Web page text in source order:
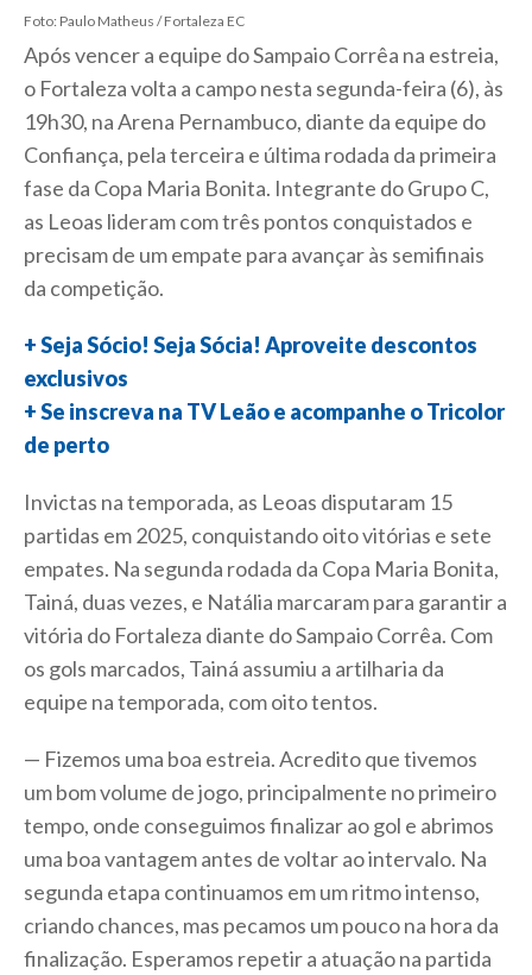
Foto: Paulo Matheus / Fortaleza EC
Após vencer a equipe do Sampaio Corrêa na estreia,
o Fortaleza volta a campo nesta segunda-feira (6), às
19h30, na Arena Pernambuco, diante da equipe do
Confiança, pela terceira e última rodada da primeira
fase da Copa Maria Bonita. Integrante do Grupo C,
as Leoas lideram com três pontos conquistados e
precisam de um empate para avançar às semifinais
da competição.
+ Seja Sócio! Seja Sócia! Aproveite descontos
exclusivos
+ Se inscreva na TV Leão e acompanhe o Tricolor
de perto
Invictas na temporada, as Leoas disputaram 15
partidas em 2025, conquistando oito vitórias e sete
empates. Na segunda rodada da Copa Maria Bonita,
Tainá, duas vezes, e Natália marcaram para garantir a
vitória do Fortaleza diante do Sampaio Corrêa. Com
os gols marcados, Tainá assumiu a artilharia da
equipe na temporada, com oito tentos.
— Fizemos uma boa estreia. Acredito que tivemos
um bom volume de jogo, principalmente no primeiro
tempo, onde conseguimos finalizar ao gol e abrimos
uma boa vantagem antes de voltar ao intervalo. Na
segunda etapa continuamos em um ritmo intenso,
criando chances, mas pecamos um pouco na hora da
finalização. Esperamos repetir a atuação na partida